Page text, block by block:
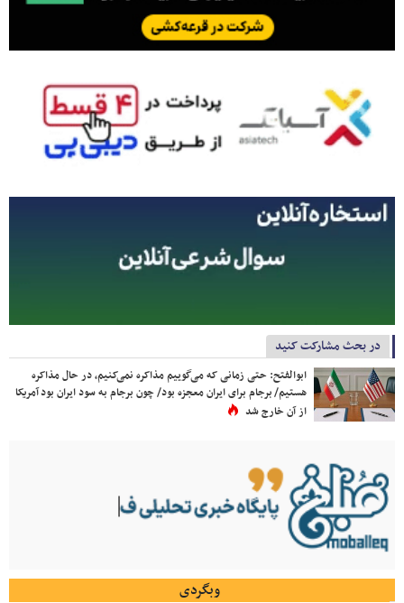
در بحث مشارکت کنید
ابوالفتح: حتی زمانی که می‌گوییم مذاکره نمی‌کنیم، در حال مذاکره
هستیم/ برجام برای ایران معجزه بود/ چون برجام به سود ایران بود آمریکا
از آن خارج شد
وبگردی